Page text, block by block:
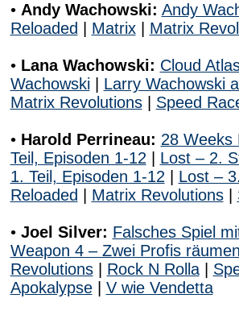
• Andy Wachowski: Andy
Reloaded
Matrix| Matrix
• Lana Wachowski: Cloud
Wachowski| Larry Wachowski
Matrix Revolutions| Speed
• Harold Perrineau: 28 Weeks
Teil, Episoden 1-12
Lost – 2.
1. Teil, Episoden 1-12
Lost –
Reloaded
Matrix Revolutions|
• Joel Silver: Falsches Spiel
Weapon 4 – Zwei Profis
Revolutions| Rock N Rolla|
Apokalypse| V wie Vendetta